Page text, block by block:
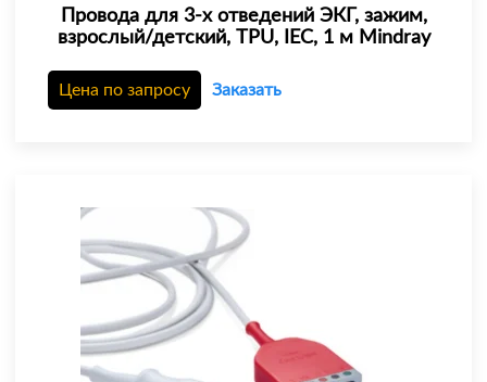
Провода для 3-х отведений ЭКГ, зажим,
взрослый/детский, TPU, IEC, 1 м Mindray
Цена по запросу Заказать